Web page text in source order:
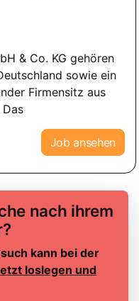
& Co. KG gehören
sowie ein
Firmensitz aus
Job ansehen
nach ihrem
kann bei der
loslegen und